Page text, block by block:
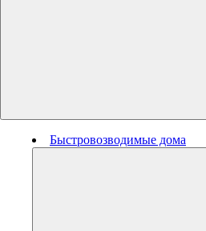
Быстровозводимые дома